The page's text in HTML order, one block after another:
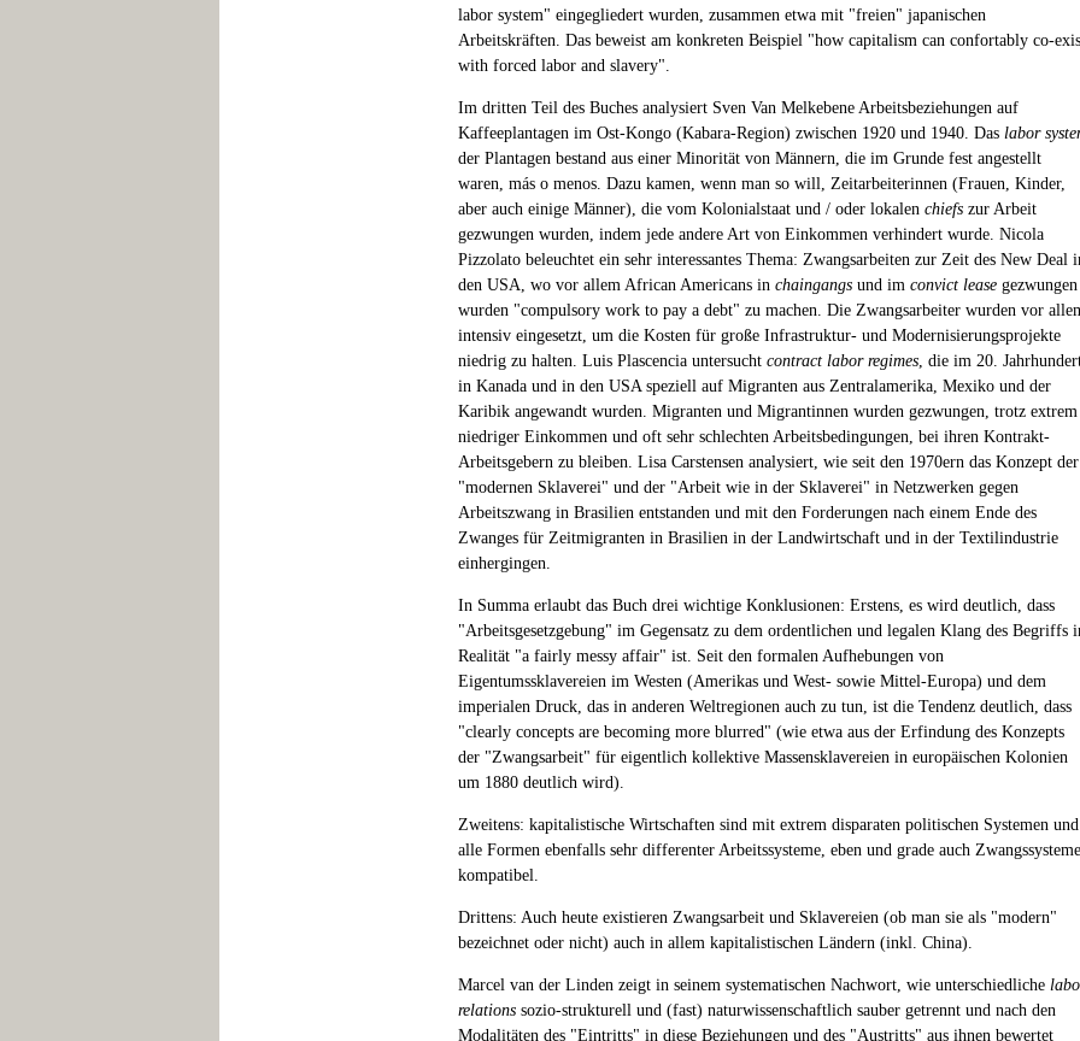
labor system" eingegliedert wurden, zusammen etwa mit "freien" japanischen
Arbeitskräften. Das beweist am konkreten Beispiel "how capitalism can confortably co-
with forced labor and slavery".
Im dritten Teil des Buches analysiert Sven Van Melkebene Arbeitsbeziehungen auf
Kaffeeplantagen im Ost-Kongo (Kabara-Region) zwischen 1920 und 1940. Das labor
der Plantagen bestand aus einer Minorität von Männern, die im Grunde fest angestellt
waren, más o menos. Dazu kamen, wenn man so will, Zeitarbeiterinnen (Frauen, Kinder,
aber auch einige Männer), die vom Kolonialstaat und / oder lokalen chiefs zur Arbeit
gezwungen wurden, indem jede andere Art von Einkommen verhindert wurde. Nicola
Pizzolato beleuchtet ein sehr interessantes Thema: Zwangsarbeiten zur Zeit des New Deal
den USA, wo vor allem African Americans in chaingangs und im convict lease gezwungen
wurden "compulsory work to pay a debt" zu machen. Die Zwangsarbeiter wurden vor
intensiv eingesetzt, um die Kosten für große Infrastruktur- und Modernisierungsprojekte
niedrig zu halten. Luis Plascencia untersucht contract labor regimes, die im 20.
in Kanada und in den USA speziell auf Migranten aus Zentralamerika, Mexiko und der
Karibik angewandt wurden. Migranten und Migrantinnen wurden gezwungen, trotz extrem
niedriger Einkommen und oft sehr schlechten Arbeitsbedingungen, bei ihren Kontrakt-
Arbeitsgebern zu bleiben. Lisa Carstensen analysiert, wie seit den 1970ern das Konzept der
"modernen Sklaverei" und der "Arbeit wie in der Sklaverei" in Netzwerken gegen
Arbeitszwang in Brasilien entstanden und mit den Forderungen nach einem Ende des
Zwanges für Zeitmigranten in Brasilien in der Landwirtschaft und in der Textilindustrie
einhergingen.
In Summa erlaubt das Buch drei wichtige Konklusionen: Erstens, es wird deutlich, dass
"Arbeitsgesetzgebung" im Gegensatz zu dem ordentlichen und legalen Klang des Begriffs
Realität "a fairly messy affair" ist. Seit den formalen Aufhebungen von
Eigentumssklavereien im Westen (Amerikas und West- sowie Mittel-Europa) und dem
imperialen Druck, das in anderen Weltregionen auch zu tun, ist die Tendenz deutlich, dass
"clearly concepts are becoming more blurred" (wie etwa aus der Erfindung des Konzepts
der "Zwangsarbeit" für eigentlich kollektive Massensklavereien in europäischen Kolonien
um 1880 deutlich wird).
Zweitens: kapitalistische Wirtschaften sind mit extrem disparaten politischen Systemen und
alle Formen ebenfalls sehr differenter Arbeitssysteme, eben und grade auch
kompatibel.
Drittens: Auch heute existieren Zwangsarbeit und Sklavereien (ob man sie als "modern"
bezeichnet oder nicht) auch in allem kapitalistischen Ländern (inkl. China).
Marcel van der Linden zeigt in seinem systematischen Nachwort, wie unterschiedliche
relations sozio-strukturell und (fast) naturwissenschaftlich sauber getrennt und nach den
Modalitäten des "Eintritts" in diese Beziehungen und des "Austritts" aus ihnen bewertet